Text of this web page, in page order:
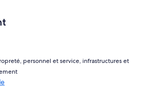
personnel et service, infrastructures et